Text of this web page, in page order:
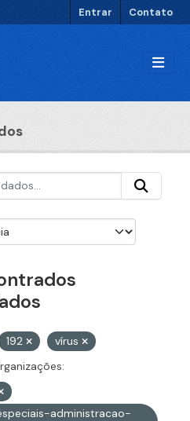
Entrar Contato
192
vírus
administracao-